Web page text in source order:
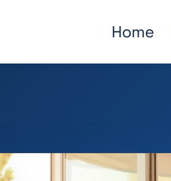
Home